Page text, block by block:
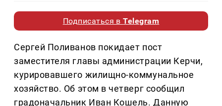
Подписаться вTelegram
Сергей Поливанов покидает пост
заместителя главы администрации Керчи,
курировавшего жилищно-коммунальное
хозяйство. Об этом в четверг сообщил
градоначальник Иван Кошель. Данную